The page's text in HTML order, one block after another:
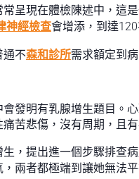
常呈現在體檢陳述中，這
神經檢查會增添，到達
通不森和診所需求額定到
會發明有乳腺增生題目。
苦悲傷，沒有周期，且
，提出進一個步驟排查
兩者都極端到讓她無法